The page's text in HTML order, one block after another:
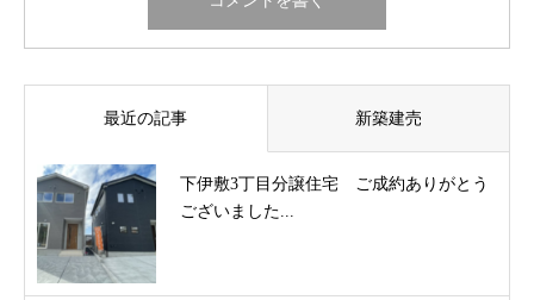
最近の記事 新築建売
下伊敷3丁目分譲住宅 ご成約ありがとう
ございました...